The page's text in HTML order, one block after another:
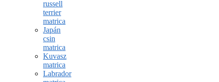
russell
terrier
matrica
Japán
csin
matrica
Kuvasz
matrica
Labrador